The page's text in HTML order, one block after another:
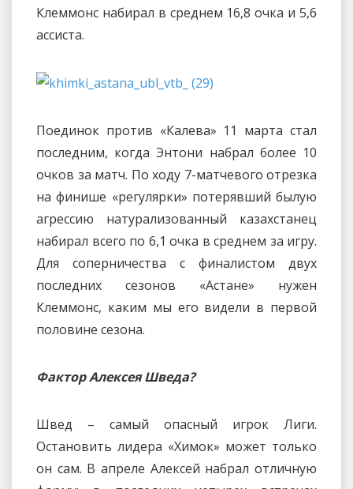
Клеммонс набирал в среднем 16,8 очка и 5,6
ассиста.
Поединок против «Калева» 11 марта стал
последним, когда Энтони набрал более 10
очков за матч. По ходу 7-матчевого отрезка
на финише «регулярки» потерявший былую
агрессию натурализованный казахстанец
набирал всего по 6,1 очка в среднем за игру.
Для соперничества с финалистом двух
последних сезонов «Астане» нужен
Клеммонс, каким мы его видели в первой
половине сезона.
Фактор Алексея Шведа?
Швед – самый опасный игрок Лиги.
Остановить лидера «Химок» может только
он сам. В апреле Алексей набрал отличную